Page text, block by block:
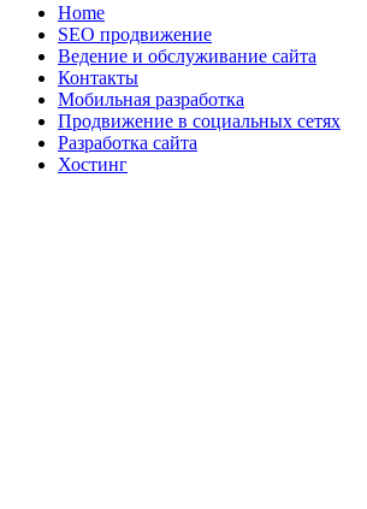
Home
SEO продвижение
Ведение и обслуживание сайта
Контакты
Мобильная разработка
Продвижение в социальных сетях
Разработка сайта
Хостинг